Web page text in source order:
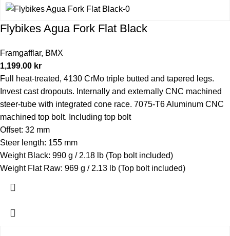
Flybikes Agua Fork Flat Black
Framgafflar, BMX
1,199.00 kr
Full heat-treated, 4130 CrMo triple butted and tapered legs.
Invest cast dropouts. Internally and externally CNC machined
steer-tube with integrated cone race. 7075-T6 Aluminum CNC
machined top bolt. Including top bolt
Offset: 32 mm
Steer length: 155 mm
Weight Black: 990 g / 2.18 lb (Top bolt included)
Weight Flat Raw: 969 g / 2.13 lb (Top bolt included)